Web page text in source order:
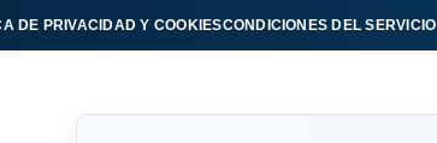
DE PRIVACIDAD Y COOKIESCONDICIONES DEL SERVICIO